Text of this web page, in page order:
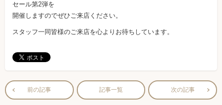
セール第2弾を
開催しますのでぜひご来店ください。
スタッフ一同皆様のご来店を心よりお待ちしています。
前の記事 記事一覧 次の記事